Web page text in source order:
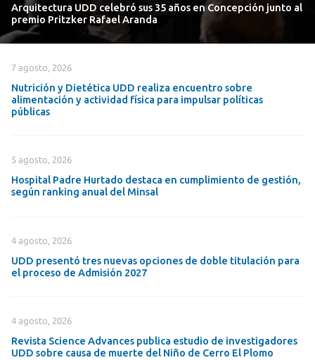
Arquitectura UDD celebró sus 35 años en Concepción junto al
premio Pritzker Rafael Aranda
7 agosto, 2026
Nutrición y Dietética UDD realiza encuentro sobre
alimentación y actividad física para impulsar políticas
públicas
5 agosto, 2026
Hospital Padre Hurtado destaca en cumplimiento de gestión,
según ranking anual del Minsal
4 agosto, 2026
UDD presentó tres nuevas opciones de doble titulación para
el proceso de Admisión 2027
4 agosto, 2026
Revista Science Advances publica estudio de investigadores
UDD sobre causa de muerte del Niño de Cerro El Plomo